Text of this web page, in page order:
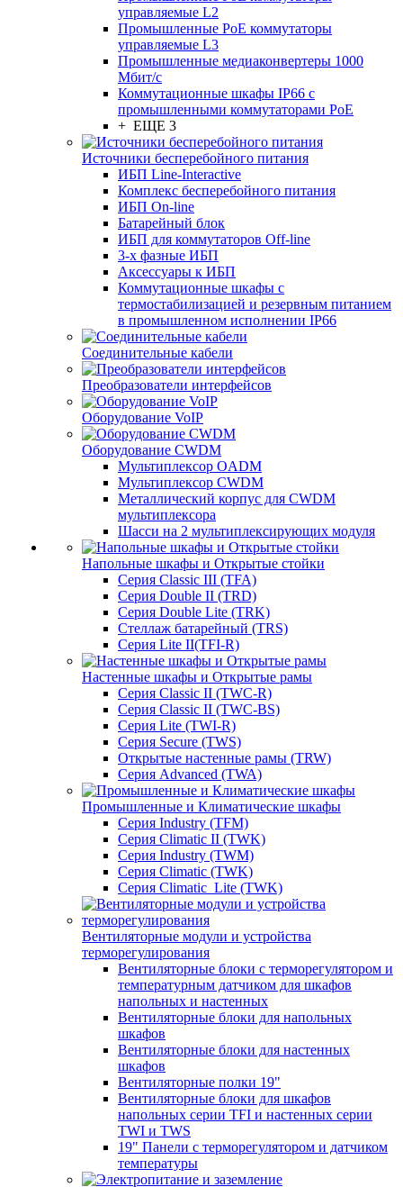
управляемые L2
Промышленные PoE коммутаторы
управляемые L3
Промышленные медиаконвертеры 1000
Мбит/с
Коммутационные шкафы IP66 c
промышленными коммутаторами PoE
+ ЕЩЕ 3
Источники бесперебойного питания
ИБП Line-Interactive
Комплекс бесперебойного питания
ИБП On-line
Батарейный блок
ИБП для коммутаторов Off-line
3-х фазные ИБП
Аксессуары к ИБП
Коммутационные шкафы с
термостабилизацией и резервным питанием
в промышленном исполнении IP66
Соединительные кабели
Преобразователи интерфейсов
Оборудование VoIP
Оборудование CWDM
Мультиплекcор OADM
Мультиплексор CWDM
Металлический корпус для CWDM
мультиплексора
Шасси на 2 мультиплексирующих модуля
Напольные шкафы и Открытые стойки
Серия Classic III (TFA)
Серия Double II (TRD)
Серия Double Lite (TRK)
Стеллаж батарейный (TRS)
Серия Lite II(TFI-R)
Настенные шкафы и Открытые рамы
Серия Classic II (TWC-R)
Серия Classic II (TWC-BS)
Серия Lite (TWI-R)
Серия Secure (TWS)
Открытые настенные рамы (TRW)
Серия Advanced (TWA)
Промышленные и Климатические шкафы
Серия Industry (TFM)
Серия Climatic II (TWK)
Серия Industry (TWM)
Серия Climatic (TWK)
Серия Climatic_Lite (TWK)
Вентиляторные модули и устройства
терморегулирования
Вентиляторные блоки с терморегулятором и
температурным датчиком для шкафов
напольных и настенных
Вентиляторные блоки для напольных
шкафов
Вентиляторные блоки для настенных
шкафов
Вентиляторные полки 19"
Вентиляторные блоки для шкафов
напольных серии TFI и настенных серии
TWI и TWS
19" Панели с терморегулятором и датчиком
температуры